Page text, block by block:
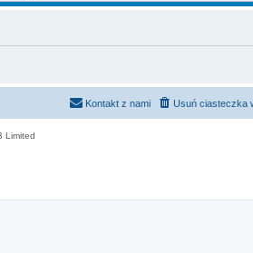
Usuń ciasteczka
Kontakt z nami
Limited